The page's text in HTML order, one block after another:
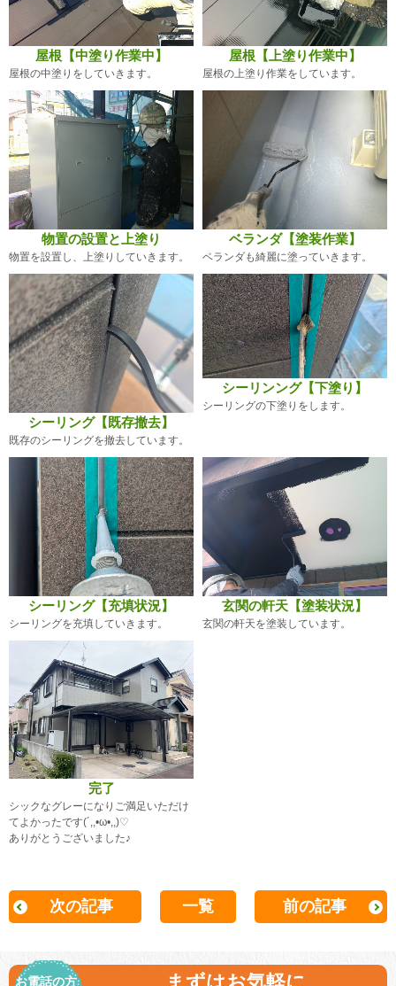
屋根【中塗り作業中】
屋根の中塗りをしていきます。
屋根【上塗り作業中】
屋根の上塗り作業をしています。
物置の設置と上塗り
物置を設置し、上塗りしていきます。
ベランダ【塗装作業】
ベランダも綺麗に塗っていきます。
シーリング【既存撤去】
既存のシーリングを撤去しています。
シーリンング【下塗り】
シーリングの下塗りをします。
シーリング【充填状況】
シーリングを充填していきます。
玄関の軒天【塗装状況】
玄関の軒天を塗装しています。
完了
シックなグレーになりご満足いただけ
てよかったです(´,,•ω•,,)♡
ありがとうございました♪
次の記事 一覧 前の記事
お電話の方